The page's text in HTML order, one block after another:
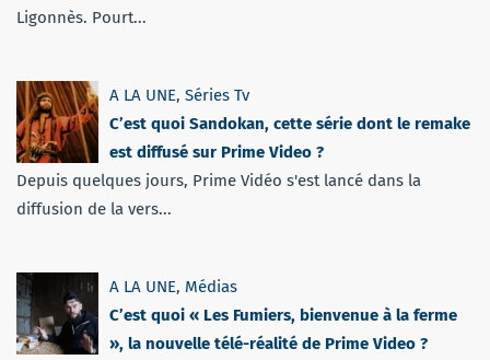
Ligonnès. Pourt...
A LA UNE, Séries Tv
C’est quoi Sandokan, cette série dont le remake
est diffusé sur Prime Video ?
Depuis quelques jours, Prime Vidéo s'est lancé dans la
diffusion de la vers...
A LA UNE, Médias
C’est quoi « Les Fumiers, bienvenue à la ferme
», la nouvelle télé-réalité de Prime Video ?